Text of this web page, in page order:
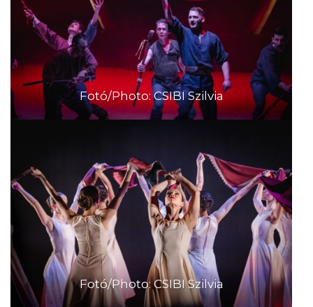
Fotó/Photo: CSIBI Szilvia
Fotó/Photo: CSIBI Szilvia